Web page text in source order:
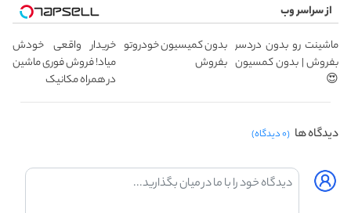
از سراسر وب
ماشینت رو بدون دردسر
بفروش | بدون کمسیون
😍
بدون کمیسیون خودروتو
بفروش
خریدار واقعی خودش
میاد! فروش فوری ماشین
در همراه مکانیک
دیدگاه ها (۰ دیدگاه)